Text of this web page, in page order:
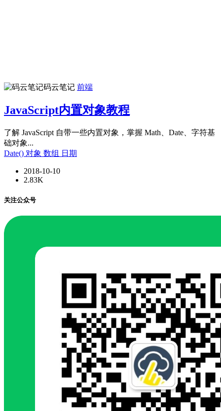
码云笔记 前端
JavaScript内置对象教程
了解 JavaScript 自带一些内置对象，掌握 Math、Date、字符基
础对象...
Date() 对象 数组 日期
2018-10-10
2.83K
关注公众号